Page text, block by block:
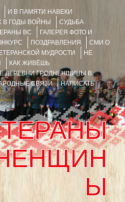
И В ПАМЯТИ НАВЕКИ
В ГОДЫ ВОЙНЫ
СУДЬБА
ВС
ГАЛЕРЕЯ ФОТО И
ПОЗДРАВЛЕНИЯ
СМИ О
МУДРОСТИ
НЕ
КАК ЖИВЁШЬ
ДЕРЕВНИ ГРОДНЕНЩИНЫ В
СВЯЗИ
НАПИСАТЬ
Ы